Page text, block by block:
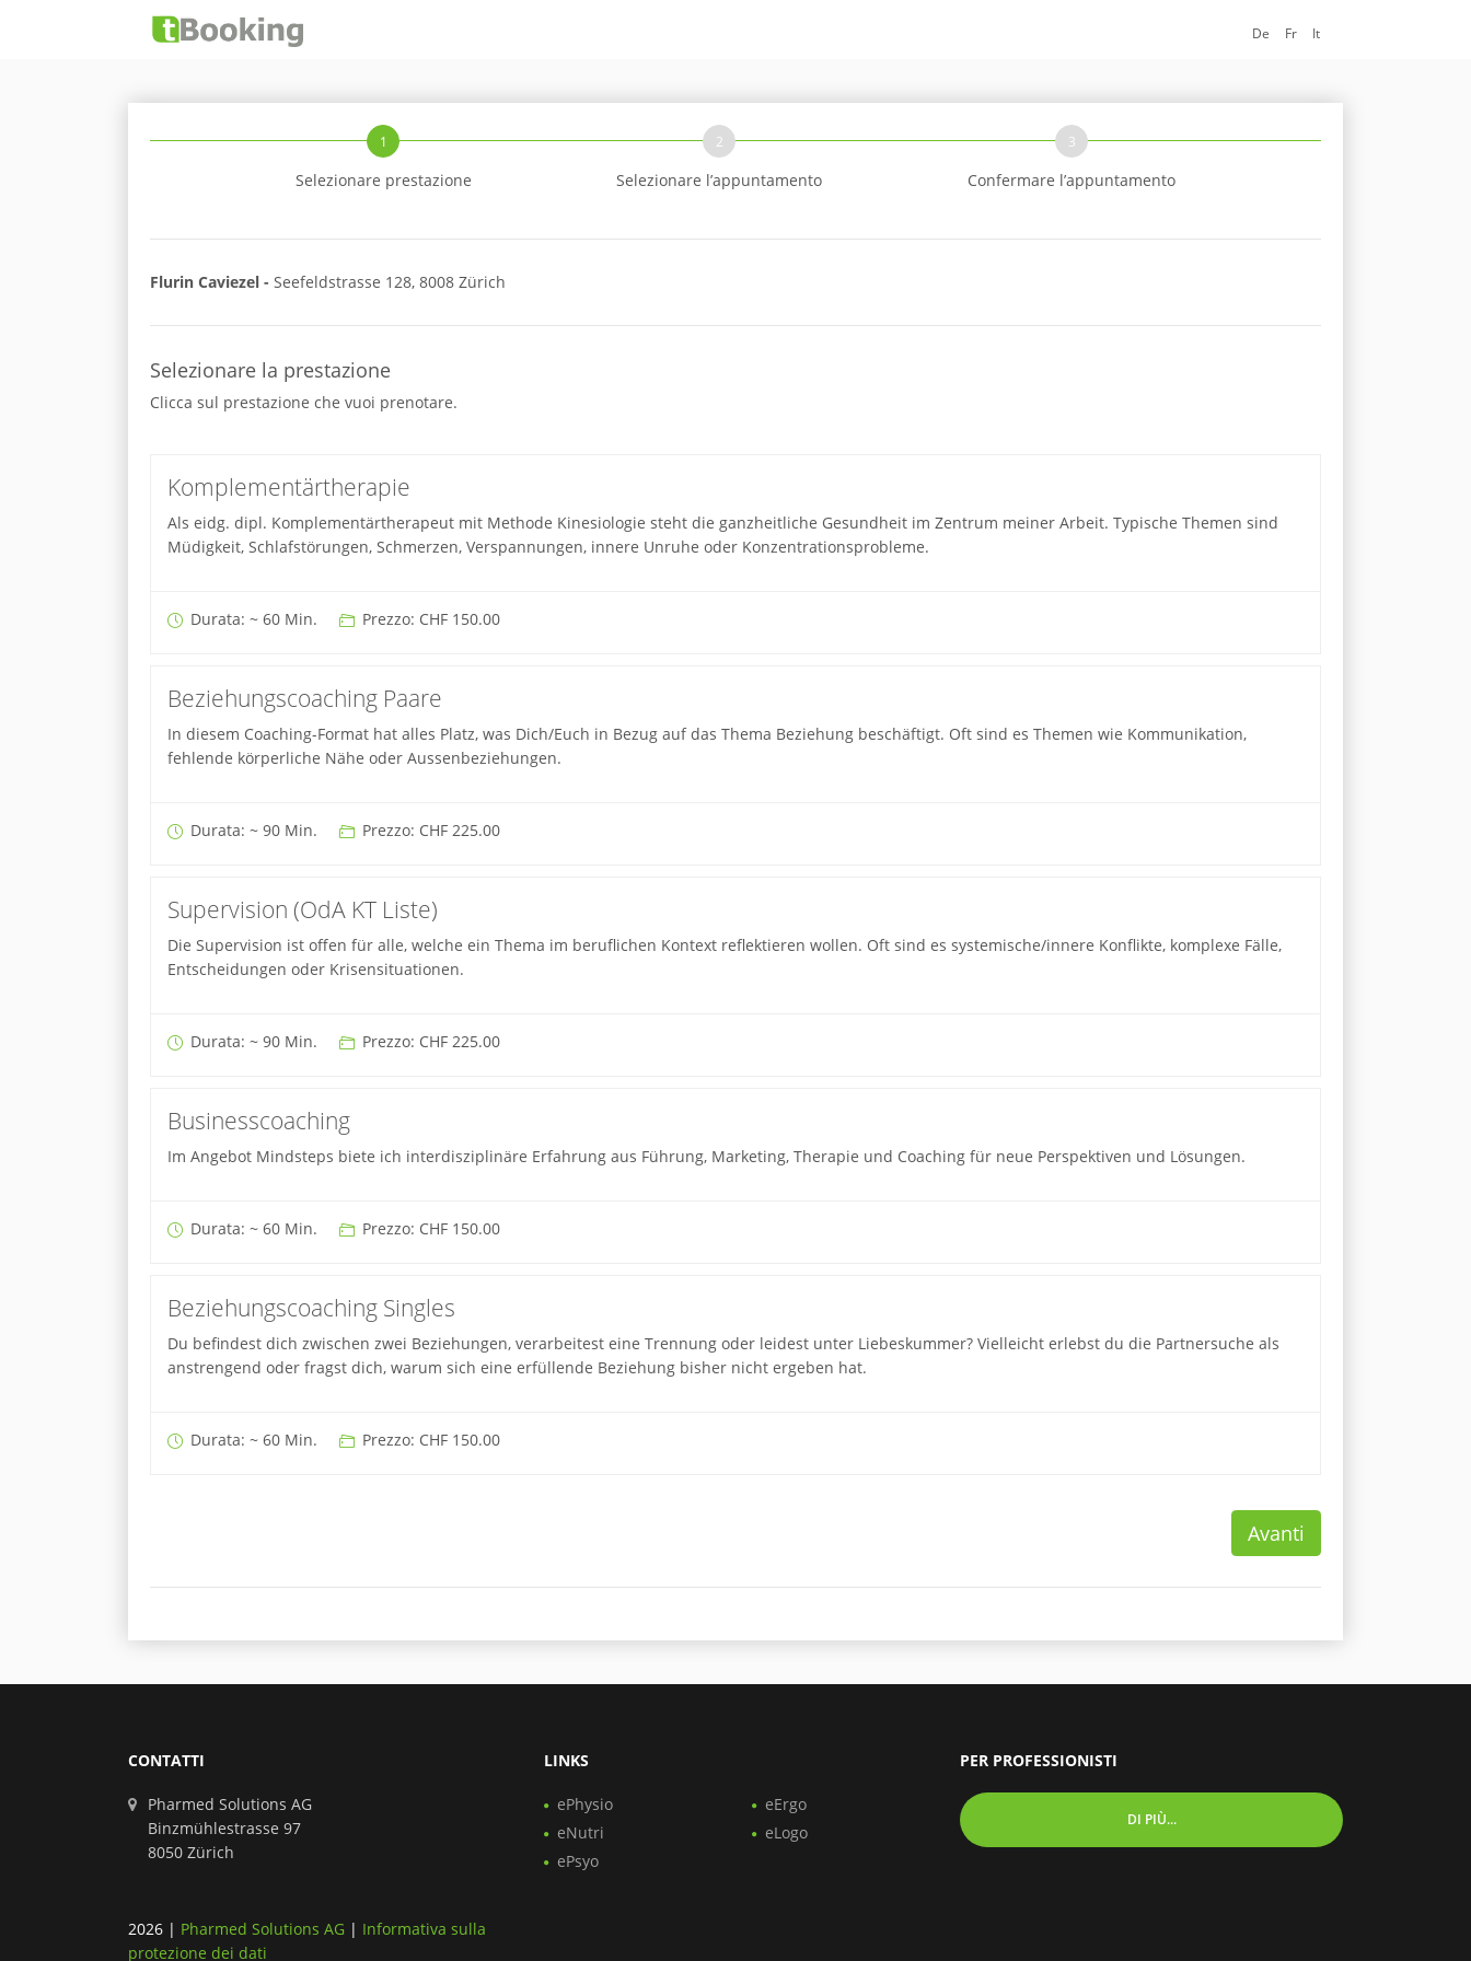
De Fr It
1
Selezionare prestazione
2
Selezionare l’appuntamento
3
Confermare l’appuntamento
Flurin Caviezel - Seefeldstrasse 128, 8008 Zürich
Selezionare la prestazione
Clicca sul prestazione che vuoi prenotare.
Komplementärtherapie
Als eidg. dipl. Komplementärtherapeut mit Methode Kinesiologie steht die ganzheitliche Gesundheit im Zentrum meiner Arbeit. Typische Themen sind
Müdigkeit, Schlafstörungen, Schmerzen, Verspannungen, innere Unruhe oder Konzentrationsprobleme.
Durata: ~ 60 Min. Prezzo: CHF 150.00
Beziehungscoaching Paare
In diesem Coaching-Format hat alles Platz, was Dich/Euch in Bezug auf das Thema Beziehung beschäftigt. Oft sind es Themen wie Kommunikation,
fehlende körperliche Nähe oder Aussenbeziehungen.
Durata: ~ 90 Min. Prezzo: CHF 225.00
Supervision (OdA KT Liste)
Die Supervision ist offen für alle, welche ein Thema im beruflichen Kontext reflektieren wollen. Oft sind es systemische/innere Konflikte, komplexe Fälle,
Entscheidungen oder Krisensituationen.
Durata: ~ 90 Min. Prezzo: CHF 225.00
Businesscoaching
Im Angebot Mindsteps biete ich interdisziplinäre Erfahrung aus Führung, Marketing, Therapie und Coaching für neue Perspektiven und Lösungen.
Durata: ~ 60 Min. Prezzo: CHF 150.00
Beziehungscoaching Singles
Du befindest dich zwischen zwei Beziehungen, verarbeitest eine Trennung oder leidest unter Liebeskummer? Vielleicht erlebst du die Partnersuche als
anstrengend oder fragst dich, warum sich eine erfüllende Beziehung bisher nicht ergeben hat.
Durata: ~ 60 Min. Prezzo: CHF 150.00
Avanti
CONTATTI
Pharmed Solutions AG
Binzmühlestrasse 97
8050 Zürich
LINKS
ePhysio
eNutri
ePsyo
eErgo
eLogo
PER PROFESSIONISTI
DI PIÙ...
2026 | Pharmed Solutions AG | Informativa sulla
protezione dei dati